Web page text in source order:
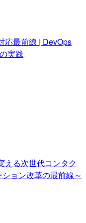
応最前線 | DevOps
実践
える次世代コンタク
ョン改革の最前線～